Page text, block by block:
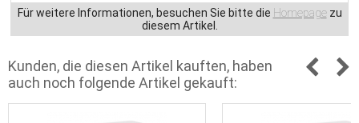
Für weitere Informationen, besuchen Sie bitte die Homepagezu
diesem Artikel.
Kunden, die diesen Artikel kauften, haben
auch noch folgende Artikel gekauft: